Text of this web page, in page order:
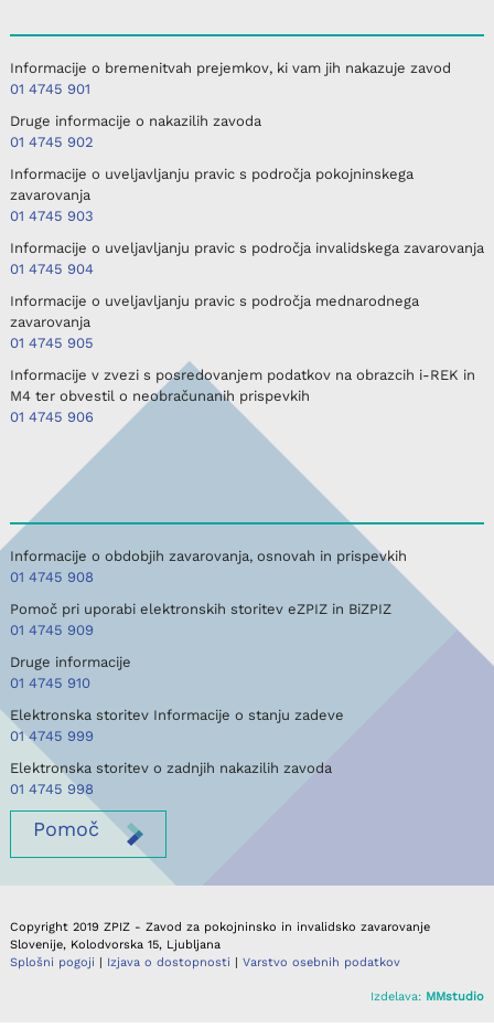
Informacije o bremenitvah prejemkov, ki vam jih nakazuje zavod
01 4745 901
Druge informacije o nakazilih zavoda
01 4745 902
Informacije o uveljavljanju pravic s področja pokojninskega
zavarovanja
01 4745 903
Informacije o uveljavljanju pravic s področja invalidskega zavarovanja
01 4745 904
Informacije o uveljavljanju pravic s področja mednarodnega
zavarovanja
01 4745 905
Informacije v zvezi s posredovanjem podatkov na obrazcih i-REK in
M4 ter obvestil o neobračunanih prispevkih
01 4745 906
Informacije o obdobjih zavarovanja, osnovah in prispevkih
01 4745 908
Pomoč pri uporabi elektronskih storitev eZPIZ in BiZPIZ
01 4745 909
Druge informacije
01 4745 910
Elektronska storitev Informacije o stanju zadeve
01 4745 999
Elektronska storitev o zadnjih nakazilih zavoda
01 4745 998
Pomoč
Copyright 2019 ZPIZ - Zavod za pokojninsko in invalidsko zavarovanje
Slovenije, Kolodvorska 15, Ljubljana
Splošni pogoji | Izjava o dostopnosti | Varstvo osebnih podatkov
Izdelava: MMstudio